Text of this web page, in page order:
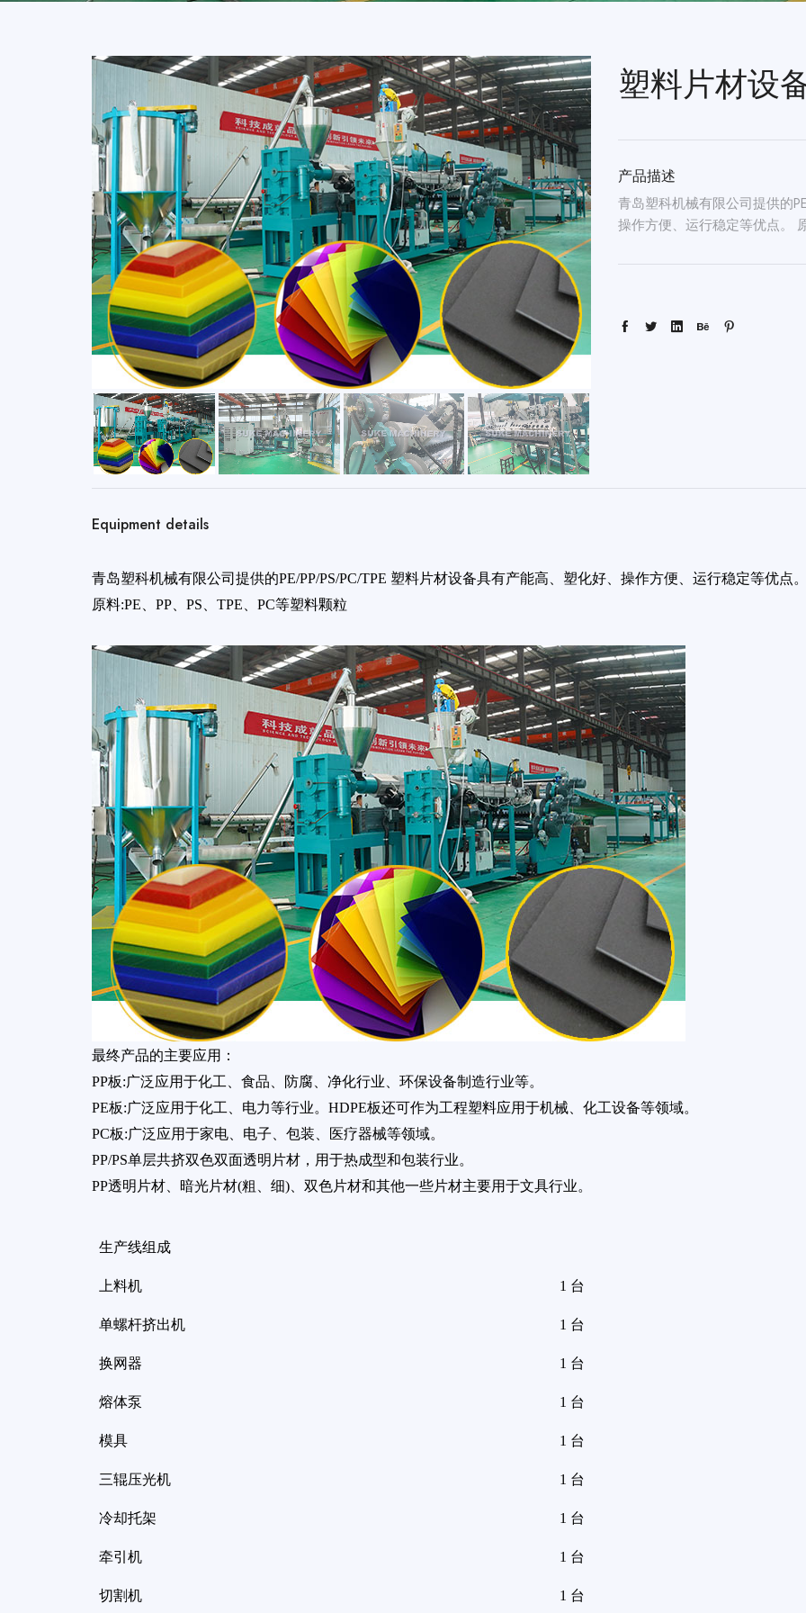
塑料片材设
产品描述
青岛塑科机械有限公司提供的
操作方便、运行稳定等优点。
Equipment details
青岛塑科机械有限公司提供的PE/PP/PS/PC/TPE 塑料片材设备具有产能高、塑化好、操作方便、运行稳定等优点
原料:PE、PP、PS、TPE、PC等塑料颗粒
最终产品的主要应用：
PP板:广泛应用于化工、食品、防腐、净化行业、环保设备制造行业等。
PE板:广泛应用于化工、电力等行业。HDPE板还可作为工程塑料应用于机械、化工设备等领域。
PC板:广泛应用于家电、电子、包装、医疗器械等领域。
PP/PS单层共挤双色双面透明片材，用于热成型和包装行业。
PP透明片材、暗光片材(粗、细)、双色片材和其他一些片材主要用于文具行业。
生产线组成
上料机 1 台
单螺杆挤出机 1 台
换网器 1 台
熔体泵 1 台
模具 1 台
三辊压光机 1 台
冷却托架 1 台
牵引机 1 台
切割机 1 台